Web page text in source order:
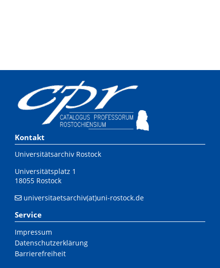
Kontakt
Universitätsarchiv Rostock
Universitätsplatz 1
18055 Rostock
universitaetsarchiv(at)uni-rostock.de
Service
Impressum
Datenschutzerklärung
Barrierefreiheit